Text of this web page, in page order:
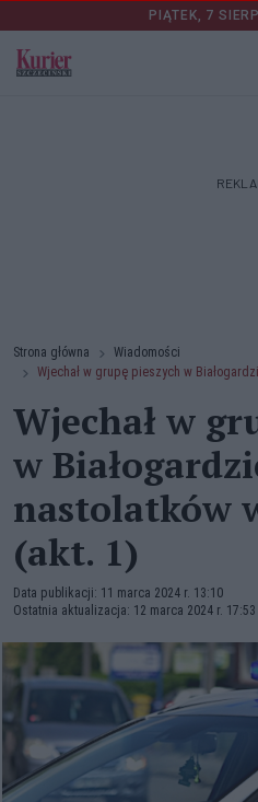
PIĄTEK, 7
Strona główna
Wiadomości
Wjechał w grupę pieszych w
Wjechał w
w
nastolatków
(akt. 1)
Data publikacji: 11 marca 2024 r. 13:10
Ostatnia aktualizacja: 12 marca 2024 r. 17:53